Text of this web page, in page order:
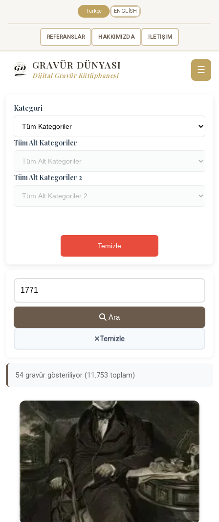
REFERANSLAR HAKKIMIZDA İLETİŞİM
Türkçe ENGLISH
GRAVÜR DÜNYASI
Dijital Gravür Kütüphanesi
☰
Kategori
Tüm Alt Kategoriler
Tüm Alt Kategoriler 2
Temizle
Ara
Temizle
54 gravür gösteriliyor (11.753 toplam)